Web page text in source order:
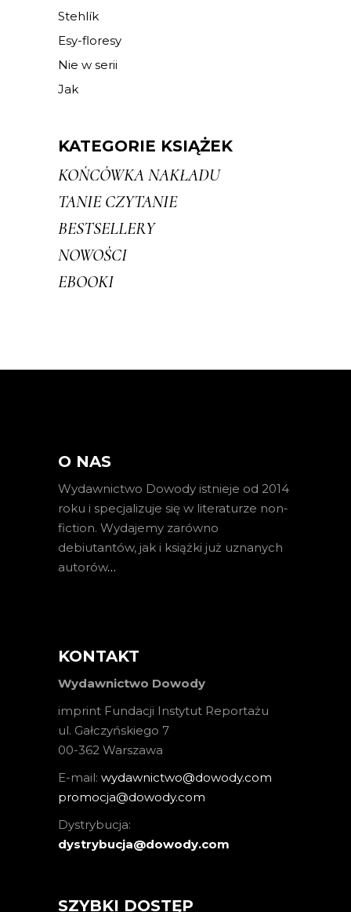
Stehlík
Esy-floresy
Nie w serii
Jak
KATEGORIE KSIĄŻEK
KOŃCÓWKA NAKŁADU
TANIE CZYTANIE
BESTSELLERY
NOWOŚCI
EBOOKI
O NAS
Wydawnictwo Dowody istnieje od 2014
roku i specjalizuje się w literaturze non-
fiction. Wydajemy zarówno
debiutantów, jak i książki już uznanych
autorów…
KONTAKT
Wydawnictwo Dowody
imprint Fundacji Instytut Reportażu
ul. Gałczyńskiego 7
00-362 Warszawa
E-mail: wydawnictwo@dowody.com
promocja@dowody.com
Dystrybucja:
dystrybucja@dowody.com
SZYBKI DOSTĘP